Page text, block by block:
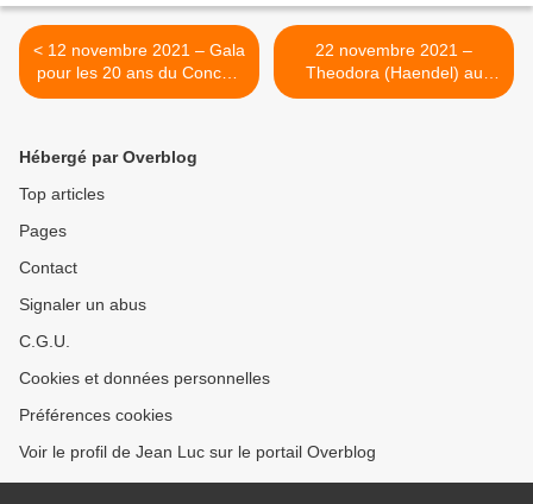
< 12 novembre 2021 – Gala
pour les 20 ans du Concert
d’Astrée au Théâtre des
22 novembre 2021 –
Theodora (Haendel) au
Théâtre des Champs-
Hébergé par Overblog
Top articles
Pages
Contact
Signaler un abus
C.G.U.
Cookies et données personnelles
Préférences cookies
Voir le profil de Jean Luc sur le portail Overblog